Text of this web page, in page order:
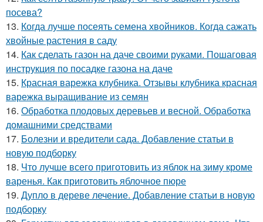
посева?
13. Когда лучше посеять семена хвойников. Когда сажать
хвойные растения в саду
14. Как сделать газон на даче своими руками. Пошаговая
инструкция по посадке газона на даче
15. Красная варежка клубника. Отзывы клубника красная
варежка выращивание из семян
16. Обработка плодовых деревьев и весной. Обработка
домашними средствами
17. Болезни и вредители сада. Добавление статьи в
новую подборку
18. Что лучше всего приготовить из яблок на зиму кроме
варенья. Как приготовить яблочное пюре
19. Дупло в дереве лечение. Добавление статьи в новую
подборку